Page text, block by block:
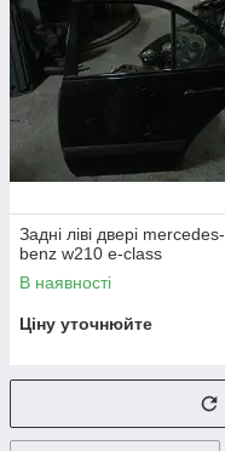
Задні ліві двері mercedes-
benz w210 e-class
В наявності
Ціну уточнюйте